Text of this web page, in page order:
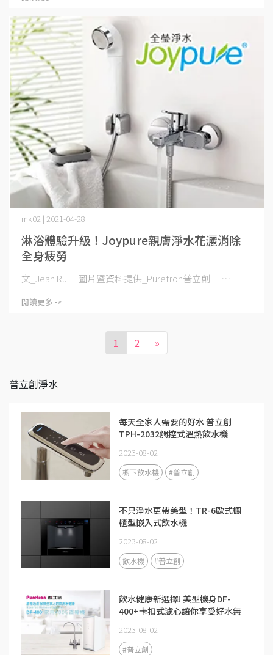
淋浴體驗升級！Joypure親膚淨水花灑消除
全身疲勞
mk02 | 2021-04-28
文_Jean Ru 圖片暨資料提供_Puretron普立創 一⋯
閱讀更多 ->
1 2 »
普立創淨水
每天全家人需要的好水 普立創
TPH-2032觸控式溫熱飲水機
2023-08-02
櫥下飲水機 #普立創
不只淨水更帶美型！TR-6歐式櫥
櫃型嵌入式飲水機
2023-08-02
飲水機 #普立創
飲水健康新選擇! 美型機身DF-
400+卡扣式濾心讓你享受好水無
負擔
2023-08-02
#普立創